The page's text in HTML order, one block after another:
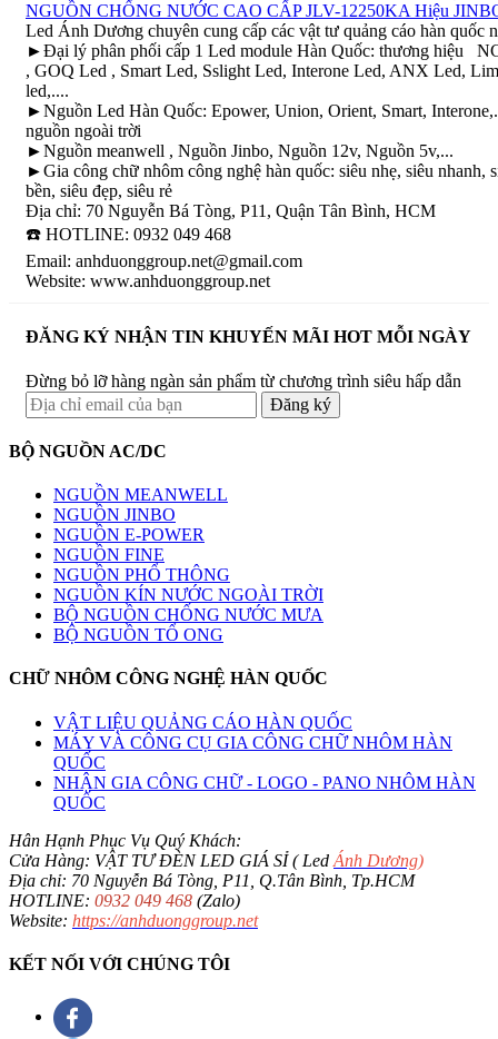
NGUỒN CHỐNG NƯỚC CAO CẤP JLV-12250KA Hiệu
Led Ánh Dương chuyên cung cấp các vật tư quảng cáo hàn quốc
►Đại lý phân phối cấp 1 Led module Hàn Quốc: thương hiệu
, GOQ Led , Smart Led, Sslight Led, Interone Led, ANX Led,
led,....
►Nguồn Led Hàn Quốc: Epower, Union, Orient, Smart,
nguồn ngoài trời
►Nguồn meanwell , Nguồn Jinbo, Nguồn 12v, Nguồn 5v,...
►Gia công chữ nhôm công nghệ hàn quốc: siêu nhẹ, siêu nhanh,
bền, siêu đẹp, siêu rẻ
Địa chỉ: 70 Nguyễn Bá Tòng, P11, Quận Tân Bình, HCM
☎️ HOTLINE: 0932 049 468
Email: anhduonggroup.net@gmail.com
Website: www.anhduonggroup.net
ĐĂNG KÝ NHẬN TIN KHUYẾN MÃI HOT MỖI NGÀY
Đừng bỏ lỡ hàng ngàn sản phẩm từ chương trình siêu hấp dẫn
BỘ NGUỒN AC/DC
NGUỒN MEANWELL
NGUỒN JINBO
NGUỒN E-POWER
NGUỒN FINE
NGUỒN PHỔ THÔNG
NGUỒN KÍN NƯỚC NGOÀI TRỜI
BỘ NGUỒN CHỐNG NƯỚC MƯA
BỘ NGUỒN TỔ ONG
CHỮ NHÔM CÔNG NGHỆ HÀN QUỐC
VẬT LIỆU QUẢNG CÁO HÀN QUỐC
MÁY VÀ CÔNG CỤ GIA CÔNG CHỮ NHÔM HÀN
QUỐC
NHẬN GIA CÔNG CHỮ - LOGO - PANO NHÔM HÀN
QUỐC
Hân Hạnh Phục Vụ Quý Khách:
Cửa Hàng: VẬT TƯ ĐÈN LED GIÁ SỈ ( Led Ánh Dương)
Địa chỉ: 70 Nguyễn Bá Tòng, P11, Q.Tân Bình, Tp.HCM
HOTLINE: 0932 049 468 (Zalo)
Website: https://anhduonggroup.net
KẾT NỐI VỚI CHÚNG TÔI